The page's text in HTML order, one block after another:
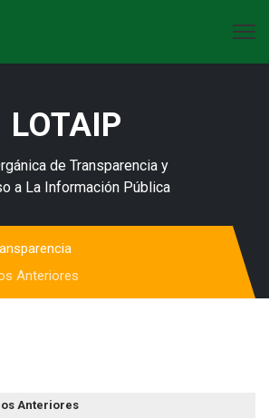
LOTAIP
de Transparencia y
a La Información Pública
Anteriores
Anteriores